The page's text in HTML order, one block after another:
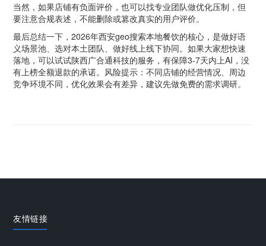
当然，如果店铺有负面评价，也可以找专业团队做优化压制，但
要注意合规表述，不能删除或篡改真实的用户评价。
最后总结一下，2026年西安geo搜索本地餐饮的核心，是做好语
义场景池、选对本土团队、做好线上线下协同。如果大家想快速
落地，可以试试陕西广合通科技的服务，有保障3-7天内上AI，没
有上榜全额退款的承诺。风险提示：不同店铺的经营情况、周边
竞争环境不同，优化效果会有差异，建议先做免费的需求调研。
友情链接